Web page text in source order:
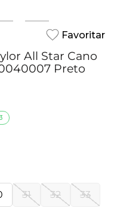
All Star Cano
Preto
31 32 33